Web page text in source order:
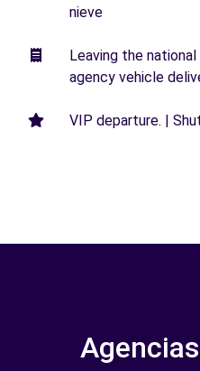
nieve
Leaving the
agency vehicle
VIP departure. |